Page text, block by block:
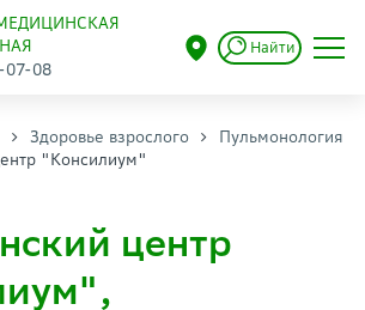
07-08
Найти
Здоровье взрослого
Пульмонология
"Консилиум"
центр